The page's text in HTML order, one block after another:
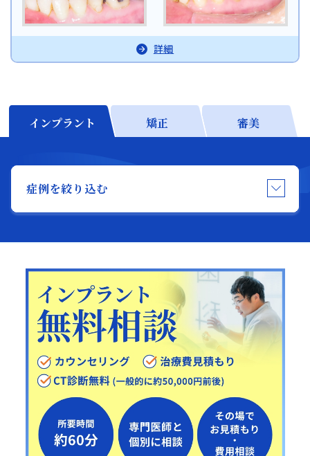
日本歯科静岡
054-252-8148
月火水金土 10:00〜13:30 /
14:30〜18:00
052-433-2050
月火水金土 10:00〜13:30 /
14:30〜18:00
月火水木金 10:00〜13:30 /
Close
日本歯科静岡
詳細
インプラント 矯正 審美
症例を絞り込む